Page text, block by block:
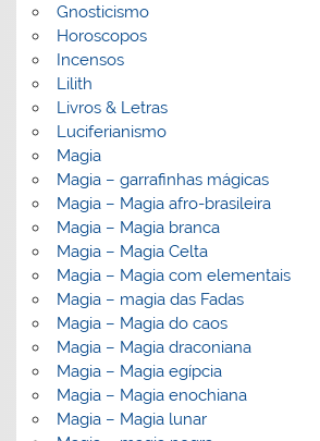
Gnosticismo
Horoscopos
Incensos
Lilith
Livros & Letras
Luciferianismo
Magia
Magia – garrafinhas mágicas
Magia – Magia afro-brasileira
Magia – Magia branca
Magia – Magia Celta
Magia – Magia com elementais
Magia – magia das Fadas
Magia – Magia do caos
Magia – Magia draconiana
Magia – Magia egípcia
Magia – Magia enochiana
Magia – Magia lunar